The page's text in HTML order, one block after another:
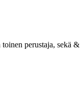
perustaja, sekä &